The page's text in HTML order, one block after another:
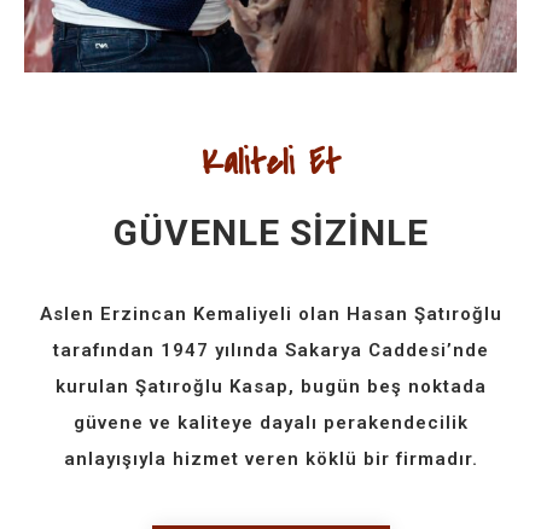
Kaliteli Et
GÜVENLE SİZİNLE
Aslen Erzincan Kemaliyeli olan Hasan Şatıroğlu
tarafından 1947 yılında Sakarya Caddesi’nde
kurulan Şatıroğlu Kasap, bugün beş noktada
güvene ve kaliteye dayalı perakendecilik
anlayışıyla hizmet veren köklü bir firmadır.